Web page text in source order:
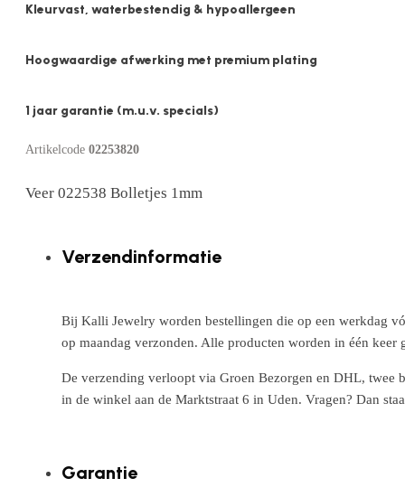
Kleurvast, waterbestendig & hypoallergeen
Hoogwaardige afwerking met premium plating
1 jaar garantie (m.u.v. specials)
Artikelcode 02253820
Veer 022538 Bolletjes 1mm
Verzendinformatie
Bij Kalli Jewelry worden bestellingen die op een werkdag
op maandag verzonden. Alle producten worden in één
De verzending verloopt via Groen Bezorgen en DHL, twee
in de winkel aan de Marktstraat 6 in Uden. Vragen? Dan
Garantie